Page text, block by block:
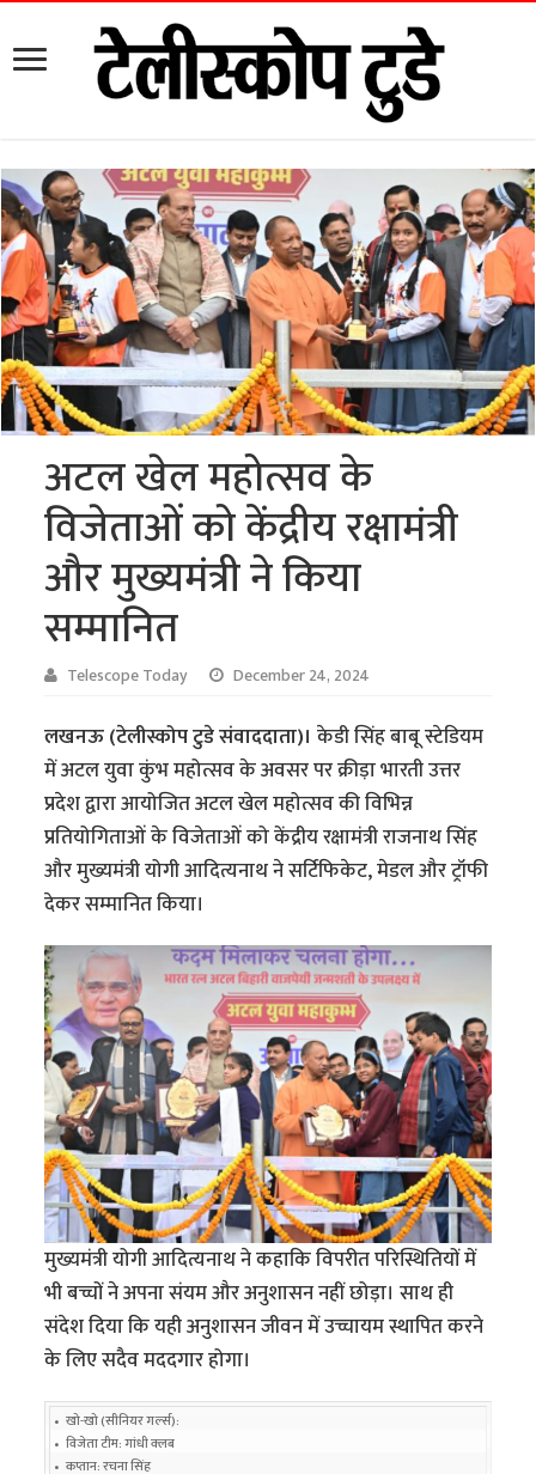
अटल खेल महोत्सव के
विजेताओं को केंद्रीय रक्षामंत्री
और मुख्यमंत्री ने किया
सम्मानित
Telescope Today December 24, 2024
लखनऊ (टेलीस्कोप टुडे संवाददाता)।केडी सिंह बाबू स्टेडियम
में अटल युवा कुंभ महोत्सव के अवसर पर क्रीड़ा भारती उत्तर
प्रदेश द्वारा आयोजित अटल खेल महोत्सव की विभिन्न
प्रतियोगिताओं के विजेताओं को केंद्रीय रक्षामंत्री राजनाथ सिंह
और मुख्यमंत्री योगी आदित्यनाथ ने सर्टिफिकेट, मेडल और ट्रॉफी
देकर सम्मानित किया।
मुख्यमंत्री योगी आदित्यनाथ ने कहाकि विपरीत परिस्थितियों में
भी बच्चों ने अपना संयम और अनुशासन नहीं छोड़ा। साथ ही
संदेश दिया कि यही अनुशासन जीवन में उच्चायम स्थापित करने
के लिए सदैव मददगार होगा।
•   खो-खो (सीनियर गर्ल्स):
•   विजेता टीम: गांधी क्लब
•   कप्तान: रचना सिंह